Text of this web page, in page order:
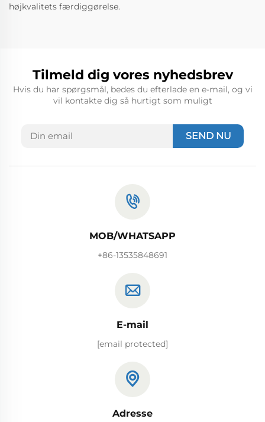
højkvalitets færdiggørelse.
Tilmeld dig vores nyhedsbrev
Hvis du har spørgsmål, bedes du efterlade en e-mail, og vi
vil kontakte dig så hurtigt som muligt
SEND NU
MOB/WHATSAPP
+86-13535848691
E-mail
[email protected]
Adresse